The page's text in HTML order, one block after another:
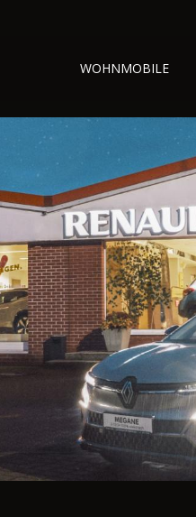
WOHNMOBILE